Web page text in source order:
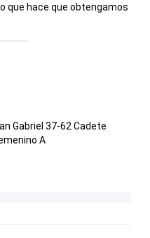
que hace que obtengamos
Gabriel 37-62 Cadete
A